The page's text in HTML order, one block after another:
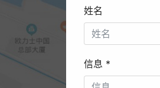
姓名
信息 *